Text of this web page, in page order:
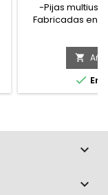
-Pijas
Fabricadas en
de yeso,

 En

